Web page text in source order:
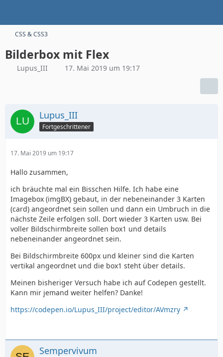
CSS & CSS3
Bilderbox mit Flex
Lupus_III 17. Mai 2019 um 19:17
Lupus_III
Fortgeschrittener
17. Mai 2019 um 19:17
Hallo zusammen,
ich bräuchte mal ein Bisschen Hilfe. Ich habe eine
Imagebox (imgBX) gebaut, in der nebeneinander 3 Karten
(card) angeordnet sein sollen und dann ein Umbruch in die
nächste Zeile erfolgen soll. Dort wieder 3 Karten usw. Bei
voller Bildschirmbreite sollen box1 und details
nebeneinander angeordnet sein.
Bei Bildschirmbreite 600px und kleiner sind die Karten
vertikal angeordnet und die box1 steht über details.
Meinen bisheriger Versuch habe ich auf Codepen gestellt.
Kann mir jemand weiter helfen? Danke!
https://codepen.io/Lupus_III/project/editor/AVmzry
Sempervivum